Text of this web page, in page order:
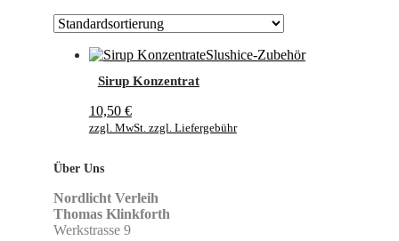
Slushice-Zubehör
Sirup Konzentrat
10,50 €
zzgl. MwSt. zzgl. Liefergebühr
Über Uns
Nordlicht Verleih
Thomas Klinkforth
Werkstrasse 9